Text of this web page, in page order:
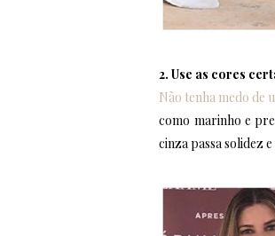
2. Use as cores
Não tenha medo de
como marinho e
cinza passa solidez